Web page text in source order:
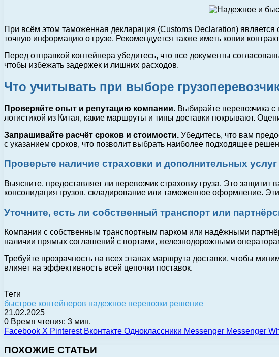
При всём этом таможенная декларация (Customs Declaration)
точную информацию о грузе. Рекомендуется также иметь копии
Перед отправкой контейнера убедитесь, что все документы
чтобы избежать задержек и лишних расходов.
Что учитывать при выборе
Проверяйте опыт и репутацию компании. Выбирайте перевозчика
логистикой из Китая, какие маршруты и типы доставки покрывают.
Запрашивайте расчёт сроков и стоимости. Убедитесь, что вам
с указанием сроков, что позволит выбрать наиболее подходящее
Проверьте наличие страховки и дополнительных услуг
Выясните, предоставляет ли перевозчик страховку груза. Это
консолидация грузов, складирование или таможенное оформление.
Уточните, есть ли собственный транспорт или
Компании с собственным транспортным парком или надёжными
наличии прямых соглашений с портами, железнодорожными
Требуйте прозрачность на всех этапах маршрута доставки, чтобы
влияет на эффективность всей цепочки поставок.
Теги
быстрое контейнеров надежное перевозки решение
21.02.2025
0 Время чтения: 3 мин.
Facebook X Pinterest Вконтакте Одноклассники Messenger Messenger
ПОХОЖИЕ СТАТЬИ